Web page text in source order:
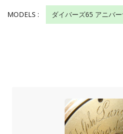
MODELS : ダイバーズ65 アニバ